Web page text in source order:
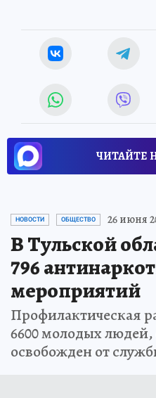
ЧИТАЙТЕ
НОВОСТИ ОБЩЕСТВО 26 июня
В Тульской
796
мероприятий
Профилактическая
6600 молодых
освобожден от